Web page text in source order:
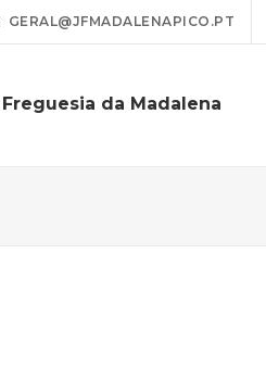
GERAL@JFMADALENAPICO.PT
da Madalena